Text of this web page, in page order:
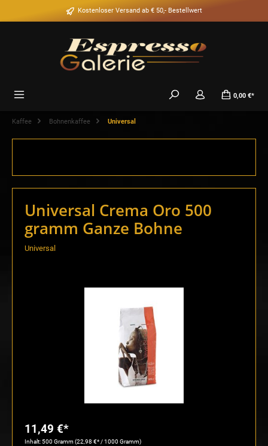
Kostenloser Versand ab € 50,- Bestellwert
0,00 €*
Kaffee Bohnenkaffee Universal
Universal Crema Oro 500
gramm Ganze Bohne
Universal
11,49 €*
Inhalt:500 Gramm(22,98 €* / 1000 Gramm)